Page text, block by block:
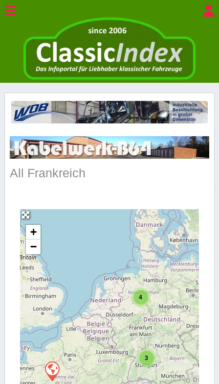
All Frankreich
4
3
+
−